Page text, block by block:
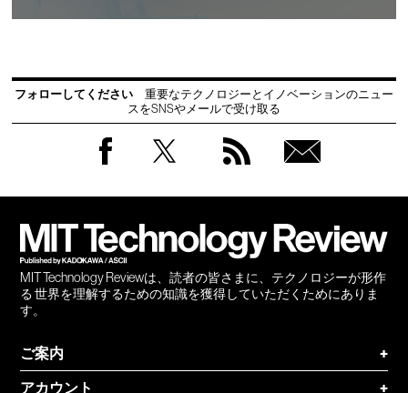
フォローしてください
重要なテクノロジーとイノベーションのニュー
スをSNSやメールで受け取る
MIT Technology Reviewは、読者の皆さまに、テクノロジーが形作
る 世界を理解するための知識を獲得していただくためにありま
す。
ご案内
+
アカウント
+